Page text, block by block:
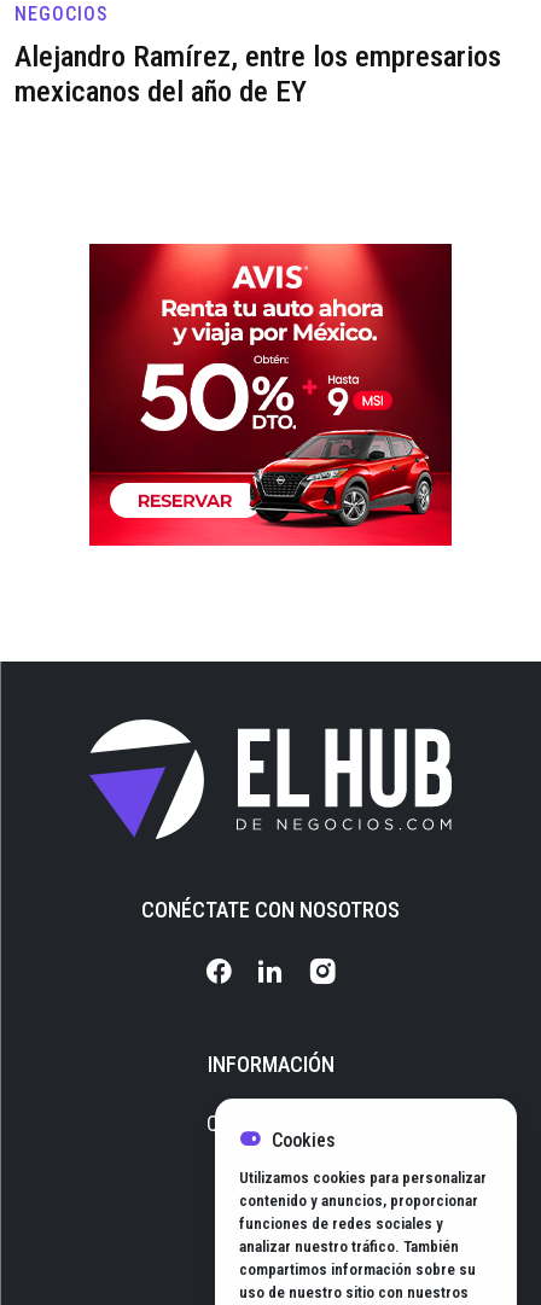
NEGOCIOS
Alejandro Ramírez, entre los empresarios
mexicanos del año de EY
INFORMACIÓN
Quiénes somos
Newsletter
Contacto
CONÉCTATE CON NOSOTROS
Cookies
Utilizamos cookies para personalizar
contenido y anuncios, proporcionar
funciones de redes sociales y
analizar nuestro tráfico. También
compartimos información sobre su
uso de nuestro sitio con nuestros